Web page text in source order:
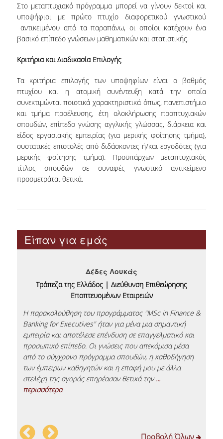
ΚΑΝΟΝΙΣΜΟΣ ΣΠΟΥΔΩΝ
ΣΥΜΒΟΥΛΟΣ ΣΠΟΥΔΩΝ
ΕΞΩΤΕΡΙΚΗ ΣΥΜΒΟΥΛΕΥΤΙΚΗ ΕΠΙΤΡΟΠΗ
ΔΙΔΑΚΤΡΑ
ΥΠΟΤΡΟΦΙΕΣ
ΣΥΝΑΨΗ ΣΥΝΕΡΓΑΣΙΑΣ ΜΕ ΤΡΑΠΕΖΑ
EUROBANK
ΥΠΟΨΗΦΙΟΙ
ΣΕ ΠΟΙΟΥΣ ΑΠΕΥΘΥΝΕΤΑΙ
EΘΑΑΕ
ACCA
ΚΑΡΙΕΡΑ
ΕΡΕΥΝΑ
ΔΙΔΑΚΤΟΡΙΚΟ ΠΡΟΓΡΑΜΜΑ ΤΜΗΜΑΤΟΣ
ΔΙΕΘΝΩΝ ΚΑΙ ΕΥΡΩΠΑΪΚΩΝ ΟΙΚΟΝΟΜΙΚΩΝ
ΣΠΟΥΔΩΝ
ΕΚΠΑΙΔΕΥΤΙΚΟ ΕΡΓΑΣΤΗΡΙΟ ΣΧΟΛΗΣ ΟΙΚ.
Στο μεταπτυχιακό πρόγραμμα μπορεί να γίνουν δεκτοί και
υποψήφιοι με πρώτο πτυχίο διαφορετικού γνωστικού
αντικειμένου από τα παραπάνω, οι οποίοι κατέχουν ένα
βασικό επίπεδο γνώσεων μαθηματικών και στατιστικής.
Κριτήρια και Διαδικασία Επιλογής
Τα κριτήρια επιλογής των υποψηφίων είναι ο βαθμός
πτυχίου και η ατομική συνέντευξη κατά την οποία
συνεκτιμώνται ποιοτικά χαρακτηριστικά όπως, πανεπιστήμιο
και τμήμα προέλευσης, έτη ολοκλήρωσης προπτυχιακών
σπουδών, επίπεδο γνώσης αγγλικής γλώσσας, διάρκεια και
είδος εργασιακής εμπειρίας (για μερικής φοίτησης τμήμα),
συστατικές επιστολές από διδάσκοντες ή/και εργοδότες (για
μερικής φοίτησης τμήμα). Προϋπάρχων μεταπτυχιακός
τίτλος σπουδών σε συναφές γνωστικό αντικείμενο
προσμετράται θετικά.
Είπαν για εμάς
Δέδες Λουκάς
Τράπεζα της Ελλάδος | Διεύθυνση Επιθεώρησης
Εποπτευομένων Εταιρειών
Η παρακολούθηση του προγράμματος "MSc in Finance &
Banking for Executives" ήταν για μένα μια σημαντική
εμπειρία και αποτέλεσε επένδυση σε επαγγελματικό και
προσωπικό επίπεδο. Οι γνώσεις που απεκόμισα μέσα
από το σύγχρονο πρόγραμμα σπουδών, η καθοδήγηση
των έμπειρων καθηγητών και η επαφή μου με άλλα
στελέχη της αγοράς επηρέασαν θετικά την...
περισσότερα
Προβολή Όλων